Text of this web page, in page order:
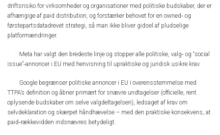
driftsrisiko for virksomheder og organisationer med politiske budskaber, der er
afhængige af paid distribution, og forstærker behovet for en owned‑ og
førstepartsdatadrevet strategi, så man ikke bliver gidsel af pludselige
platformændringer.
· Meta har valgt den bredeste linje og stopper alle politiske, valg‑ og “social
issue”‑annoncer i EU med henvisning til upraktiske og juridisk usikre krav.
· Google begrænser politiske annoncer i EU i overensstemmelse med
TTPA’s definition og åbner primært for snævre undtagelser (officielle, rent
oplysende budskaber om selve valgdeltagelsen), ledsaget af krav om
selvdeklaration og skærpet håndhævelse – med den praktiske konsekvens, at
paid‑rækkevidden indsnævres betydeligt.